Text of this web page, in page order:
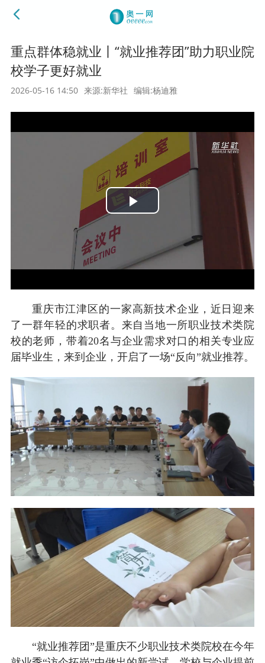
重点群体稳就业丨“就业推荐团”助力职业院
校学子更好就业
2026-05-16 14:50 来源:新华社 编辑:杨迪雅
Play
Video
重庆市江津区的一家高新技术企业，近日迎来
了一群年轻的求职者。来自当地一所职业技术类院
校的老师，带着20名与企业需求对口的相关专业应
届毕业生，来到企业，开启了一场“反向”就业推荐。
“就业推荐团”是重庆不少职业技术类院校在今年